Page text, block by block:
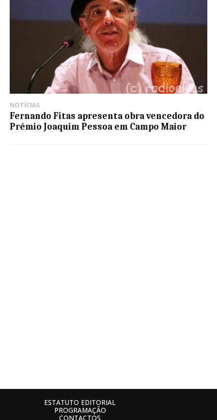
NOTÍCIAS
Fernando Fitas apresenta obra vencedora do
Prémio Joaquim Pessoa em Campo Maior
ESTATUTO EDITORIAL
PROGRAMAÇÃO
CONTACTOS